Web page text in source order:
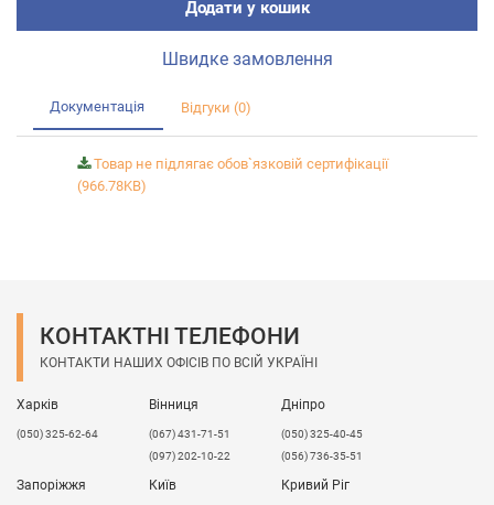
Додати у кошик
Швидке замовлення
Документація Відгуки (0)
Товар не підлягає обов`язковій сертифікації
(966.78KB)
КОНТАКТНІ ТЕЛЕФОНИ
КОНТАКТИ НАШИХ ОФІСІВ ПО ВСІЙ УКРАЇНІ
Харків
(050) 325-62-64
Вінниця
(067) 431-71-51
(097) 202-10-22
Дніпро
(050) 325-40-45
(056) 736-35-51
Запоріжжя Київ Кривий Ріг